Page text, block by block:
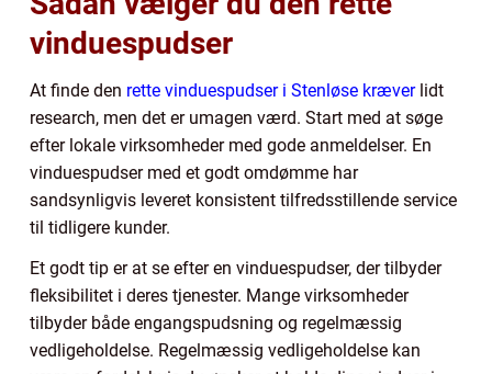
vinduespudser
At finde den rette vinduespudser i Stenløse kræverlidt
research, men det er umagen værd. Start med at søge
efter lokale virksomheder med gode anmeldelser. En
vinduespudser med et godt omdømme har
sandsynligvis leveret konsistent tilfredsstillende service
til tidligere kunder.
Et godt tip er at se efter en vinduespudser, der tilbyder
fleksibilitet i deres tjenester. Mange virksomheder
tilbyder både engangspudsning og regelmæssig
vedligeholdelse. Regelmæssig vedligeholdelse kan